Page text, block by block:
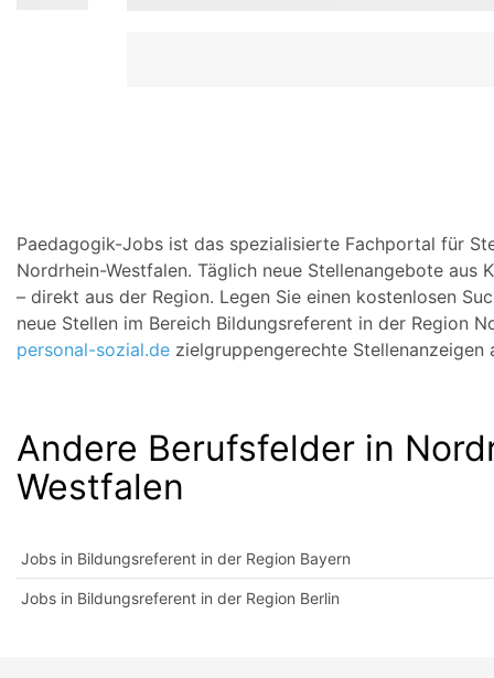
Paedagogik-Jobs ist das spezialisierte Fachportal für
Nordrhein-Westfalen. Täglich neue Stellenangebote
– direkt aus der Region. Legen Sie einen kostenlosen
neue Stellen im Bereich Bildungsreferent in der Region
personal-sozial.de zielgruppengerechte
Andere Berufsfelder in
Westfalen
Jobs in Bildungsreferent in der Region Bayern
Jobs in Bildungsreferent in der Region Berlin